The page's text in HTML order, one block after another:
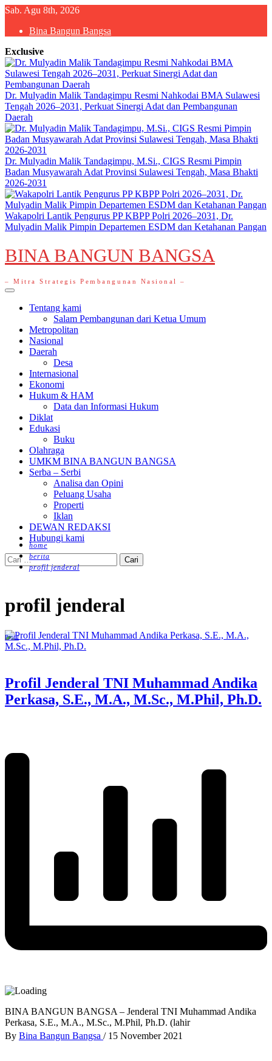
Skip
content
Sab. Agu 8th, 2026
Bina Bangun Bangsa
Exclusive
Dr. Mulyadin Malik Tandagimpu Resmi Nahkodai BMA Sulawesi
Tengah 2026–2031, Perkuat Sinergi Adat dan Pembangunan
Daerah
Dr. Mulyadin Malik Tandagimpu, M.Si., CIGS Resmi Pimpin
Badan Musyawarah Adat Provinsi Sulawesi Tengah, Masa Bhakti
2026-2031
Wakapolri Lantik Pengurus PP KBPP Polri 2026–2031, Dr.
Mulyadin Malik Pimpin Departemen ESDM dan Ketahanan Pangan
BINA BANGUN BANGSA
– Mitra Strategis Pembangunan Nasional –
Primary
Tentang kami
Salam Pembangunan dari Ketua Umum
Metropolitan
Nasional
Daerah
Desa
Internasional
Ekonomi
Hukum & HAM
Data dan Informasi Hukum
Diklat
Edukasi
Buku
Olahraga
UMKM BINA BANGUN BANGSA
Serba – Serbi
Analisa dan Opini
Peluang Usaha
Properti
Iklan
DEWAN REDAKSI
Hubungi kami
Cari
untuk:
home
berita
profil jenderal
profil jenderal
Profil
Profil Jenderal TNI Muhammad Andika
Perkasa, S.E., M.A., M.Sc., M.Phil, Ph.D.
BINA BANGUN BANGSA – Jenderal TNI Muhammad Andika
Perkasa, S.E., M.A., M.Sc., M.Phil, Ph.D. (lahir
By Bina Bangun Bangsa / 15 November 2021